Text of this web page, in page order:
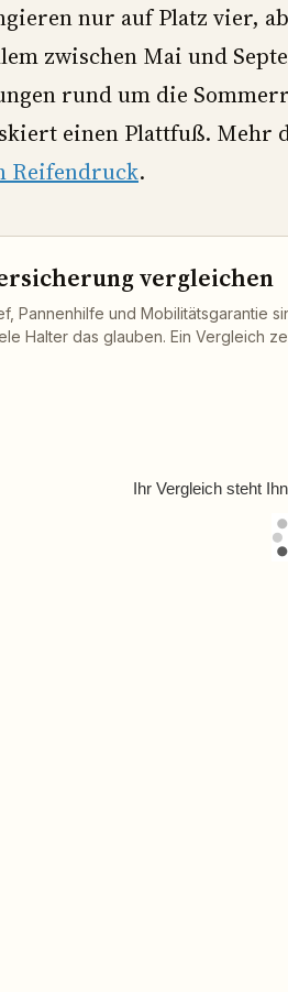
nur auf Platz vier,
zwischen Mai und
rund um die
einen Plattfuß. Mehr
Reifendruck.
vergleichen
Pannenhilfe und Mobilitätsgarantie
Halter das glauben. Ein Vergleich